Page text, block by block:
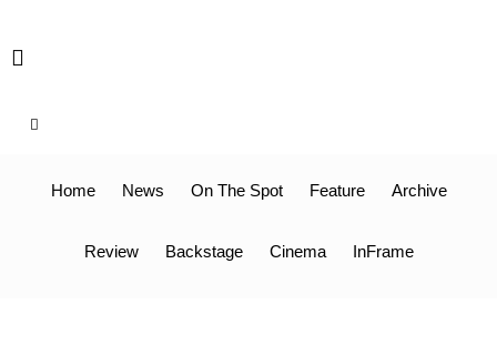
to
Home News On The Spot Feature Archive
Review Backstage Cinema InFrame